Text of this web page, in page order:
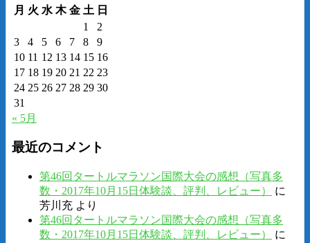
月 火 水 木 金 土 日
1
2
3
4 5 6 7 8
9
10 11 12 13 14 15 16
17 18 19 20 21 22 23
24 25 26 27 28 29 30
31
« 5月
最近のコメント
第46回タートルマラソン国際大会の感想（写真多
数・2017年10月15日体験談、評判、レビュー）
に
芳川充 より
第46回タートルマラソン国際大会の感想（写真多
数・2017年10月15日体験談、評判、レビュー）
に